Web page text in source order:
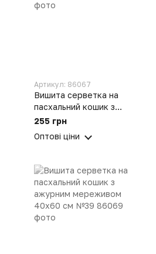
Артикул: 86067
Вишита серветка на
пасхальний кошик з
ажурним мереживом
255 грн
Оптові ціни